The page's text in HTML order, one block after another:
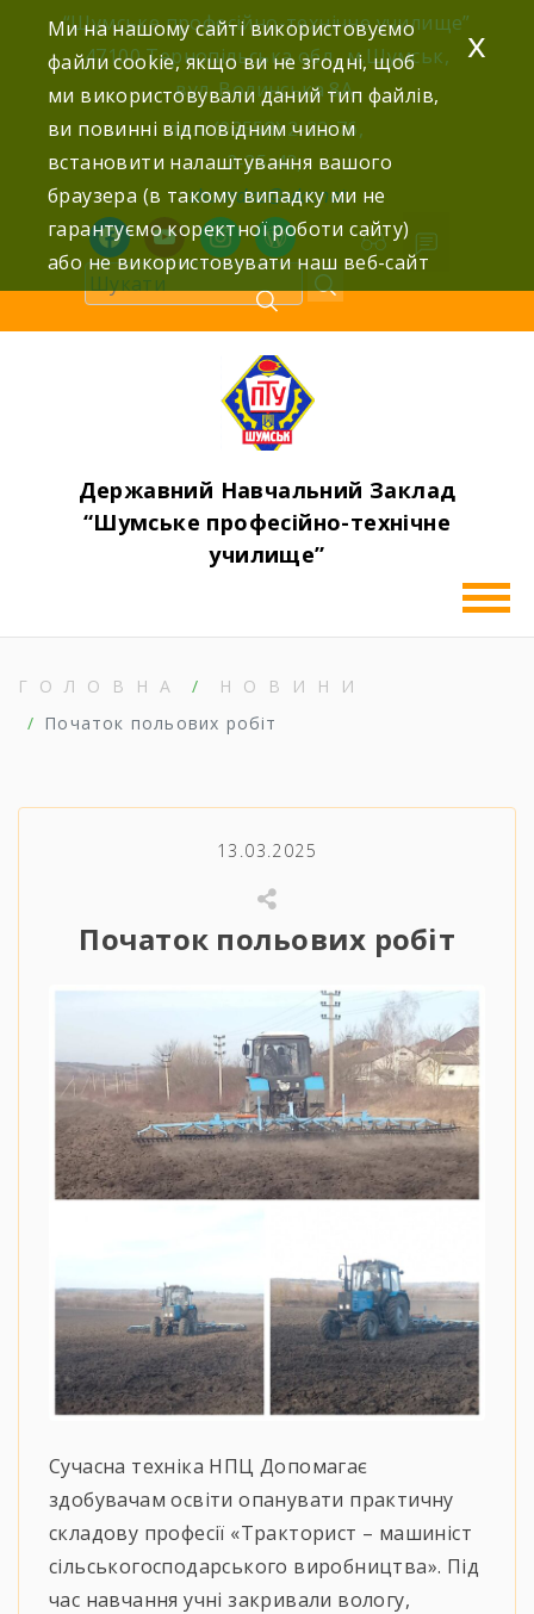
content
“Шумське професійно-технічне училище”
47100 Тернопільська обл., м.Шумськ,
вул. Волинська 8А,
тел: (03558) 2-22-76,
2-25-42,
shumdnz@ukr.net
facebookyoutubeinstagramwordpress
Державний Навчальний Заклад
“Шумське професійно-технічне
училище”
ГОЛОВНА
НОВИНИ
Початок польових робіт
13.03.2025
Початок польових робіт
Сучасна техніка НПЦ Допомагає
здобувачам освіти опанувати практичну
складову професії «Тракторист – машиніст
сільськогосподарського виробництва». Під
час навчання учні закривали вологу,
Ми на нашому сайті використовуємо
файли cookie, якщо ви не згодні, щоб
ми використовували даний тип файлів,
ви повинні відповідним чином
встановити налаштування вашого
браузера (в такому випадку ми не
гарантуємо коректної роботи сайту)
або не використовувати наш веб-сайт
x